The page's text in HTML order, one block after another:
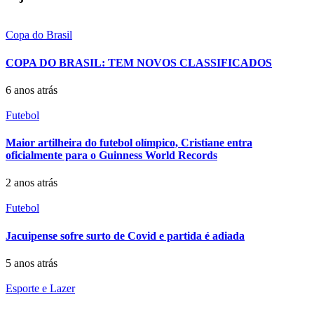
Copa do Brasil
COPA DO BRASIL: TEM NOVOS CLASSIFICADOS
6 anos atrás
Futebol
Maior artilheira do futebol olímpico, Cristiane entra
oficialmente para o Guinness World Records
2 anos atrás
Futebol
Jacuipense sofre surto de Covid e partida é adiada
5 anos atrás
Esporte e Lazer